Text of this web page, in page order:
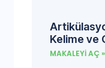
Kelime ve
MAKALEYI AÇ »